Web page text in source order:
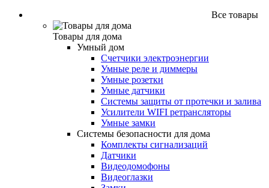
Все товары
Товары для дома
Умный дом
Счетчики электроэнергии
Умные реле и диммеры
Умные розетки
Умные датчики
Системы защиты от протечки и залива
Усилители WIFI ретрансляторы
Умные замки
Системы безопасности для дома
Комплекты сигнализаций
Датчики
Видеодомофоны
Видеоглазки